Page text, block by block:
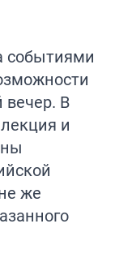
событиями
вечер. В
и
же